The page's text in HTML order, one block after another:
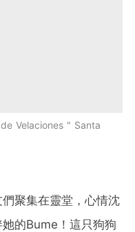
Velaciones " Santa
聚集在靈堂，心情沈
的Bume！這只狗狗